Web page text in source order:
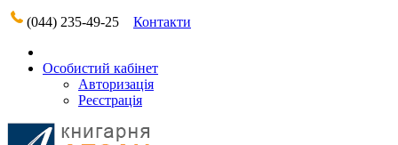
(044) 235-49-25 Контакти
Особистий кабінет
Авторизація
Реєстрація